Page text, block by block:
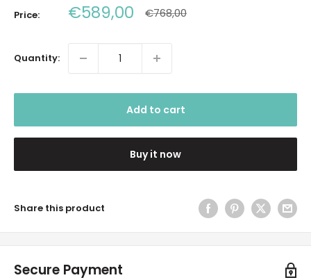
Price: Sale
€589,00 Regular
€768,00
Quantity:
Add to cart
Buy it now
Share this product
Secure Payment